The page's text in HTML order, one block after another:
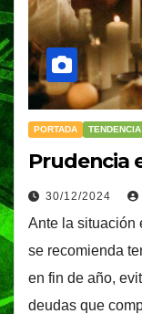
PORTADA TENDENCIA
Prudencia
30/12/2024
Ante la situación
se recomienda
en fin de año,
deudas que